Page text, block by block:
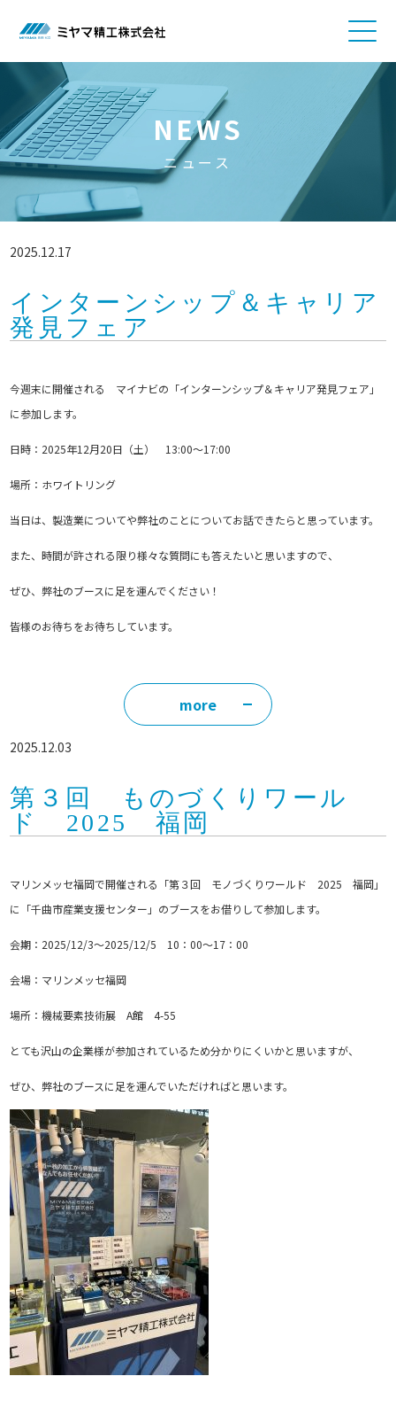
NEWS
ニュース
2025.12.17
インターンシップ＆キャリア
発見フェア
今週末に開催される マイナビの「インターンシップ＆キャリア発見フェア」
に参加します。
日時：2025年12月20日（土） 13:00〜17:00
場所：ホワイトリング
当日は、製造業についてや弊社のことについてお話できたらと思っています。
また、時間が許される限り様々な質問にも答えたいと思いますので、
ぜひ、弊社のブースに足を運んでください！
皆様のお待ちをお待ちしています。
more
2025.12.03
第３回 ものづくりワール
ド 2025 福岡
マリンメッセ福岡で開催される「第３回 モノづくりワールド 2025 福岡」
に「千曲市産業支援センター」のブースをお借りして参加します。
会期：2025/12/3〜2025/12/5 10：00〜17：00
会場：マリンメッセ福岡
場所：機械要素技術展 A館 4-55
とても沢山の企業様が参加されているため分かりにくいかと思いますが、
ぜひ、弊社のブースに足を運んでいただければと思います。